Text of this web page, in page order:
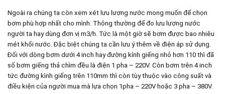
Ngoài ra chúng ta còn xem xét lưu lượng nước mong muốn để chọn
bơm phù hợp nhất cho mình. Thông thường để đo lưu lượng nước
người ta hay dùng đơn vị m3/h. Tức là một giờ sẽ bơm được bao nhiêu
mét khối nước. Đặc biệt chúng ta cần lưu ý thêm về điện áp sử dụng.
Đối với dòng bơm dưới 4 inch hay đường kính giếng nhỏ hơn 110 thì đã
số bơm giếng thả chìm đều là điện 1 pha – 220V. Còn bơm trên 4 inch
tức đường kình giếng trên 110mm thì còn tùy thuộc vào công suất và
điều kiện của người mua mà lựa chọn 1pha – 220V hoặc 3 pha – 380V.